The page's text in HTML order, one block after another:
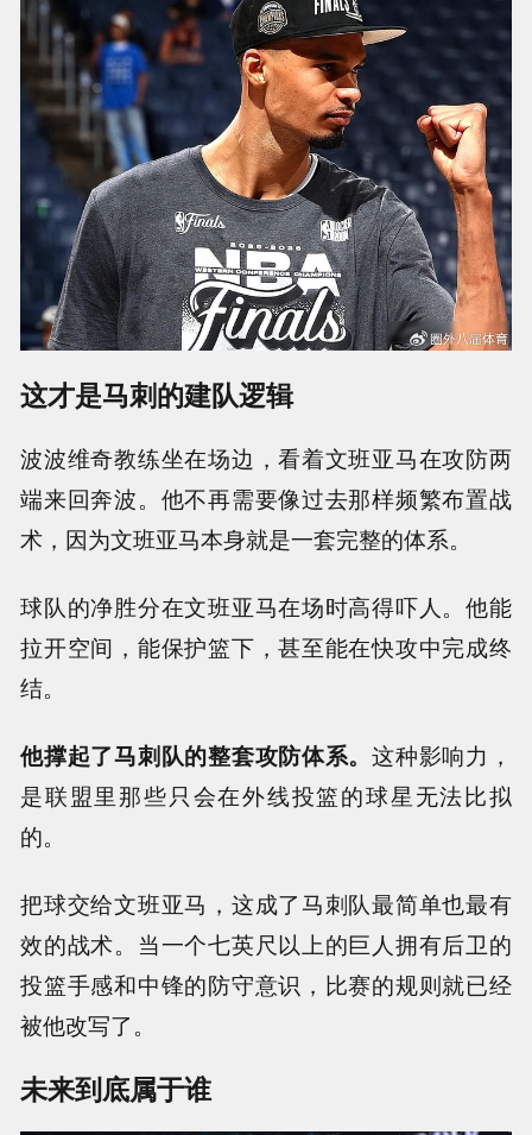
这才是马刺的建队逻辑
波波维奇教练坐在场边，看着文班亚马在攻防两
端来回奔波。他不再需要像过去那样频繁布置战
术，因为文班亚马本身就是一套完整的体系。
球队的净胜分在文班亚马在场时高得吓人。他能
拉开空间，能保护篮下，甚至能在快攻中完成终
结。
他撑起了马刺队的整套攻防体系。这种影响力，
是联盟里那些只会在外线投篮的球星无法比拟
的。
把球交给文班亚马，这成了马刺队最简单也最有
效的战术。当一个七英尺以上的巨人拥有后卫的
投篮手感和中锋的防守意识，比赛的规则就已经
被他改写了。
未来到底属于谁